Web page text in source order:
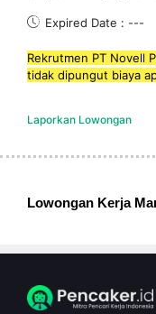
Expired Date : ---
Rekrutmen PT Novell
tidak dipungut biaya
Laporkan Lowongan
Lowongan Kerja